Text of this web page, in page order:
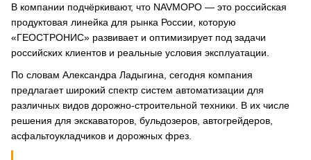
В компании подчёркивают, что NAVMOPO — это российская
продуктовая линейка для рынка России, которую
«ГЕОСТРОНИС» развивает и оптимизирует под задачи
российских клиентов и реальные условия эксплуатации.
По словам Александра Ладыгина, сегодня компания
предлагает широкий спектр систем автоматизации для
различных видов дорожно-строительной техники. В их числе
решения для экскаваторов, бульдозеров, автогрейдеров,
асфальтоукладчиков и дорожных фрез.